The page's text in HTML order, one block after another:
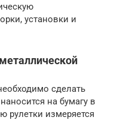
установки и
сделать
на бумагу в
измеряется